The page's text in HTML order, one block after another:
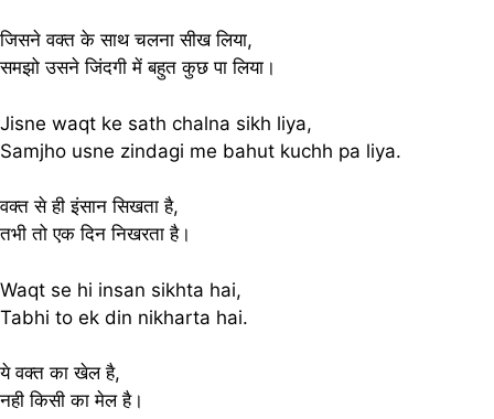
जिसने वक्त के साथ चलना सीख लिया,
समझो उसने जिंदगी में बहुत कुछ पा लिया।
Jisne waqt ke sath chalna sikh liya,
Samjho usne zindagi me bahut kuchh pa liya.
वक्त से ही इंसान सिखता है,
तभी तो एक दिन निखरता है।
Waqt se hi insan sikhta hai,
Tabhi to ek din nikharta hai.
ये वक्त का खेल है,
नही किसी का मेल है।